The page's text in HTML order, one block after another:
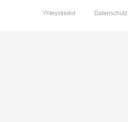
Yhteystiedot Datenschutz